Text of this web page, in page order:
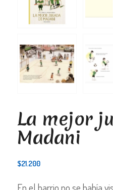
La mejor
Madani
$21.200